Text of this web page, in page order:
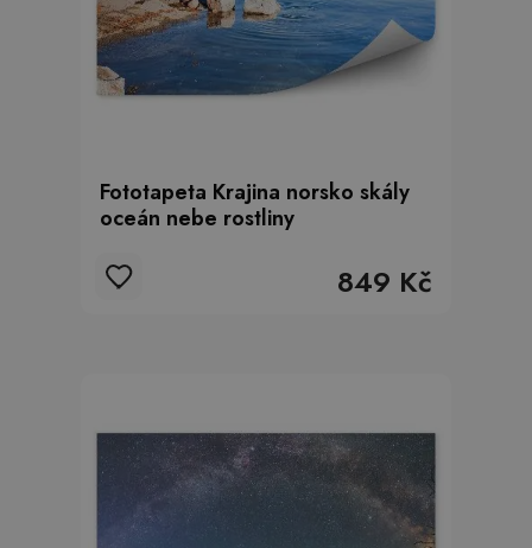
Fototapeta Krajina norsko skály
oceán nebe rostliny
849 Kč